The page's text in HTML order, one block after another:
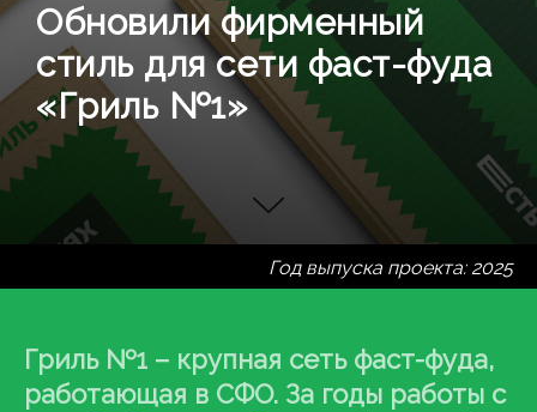
Обновили фирменный
стиль для сети фаст-фуда
«Гриль №1»
Год выпуска проекта: 2025
Гриль №1 – крупная сеть фаст-фуда,
работающая в СФО. За годы работы с